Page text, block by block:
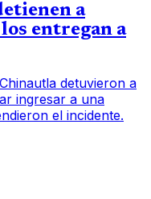
a
entregan a
detuvieron a
ingresar a una
el incidente.